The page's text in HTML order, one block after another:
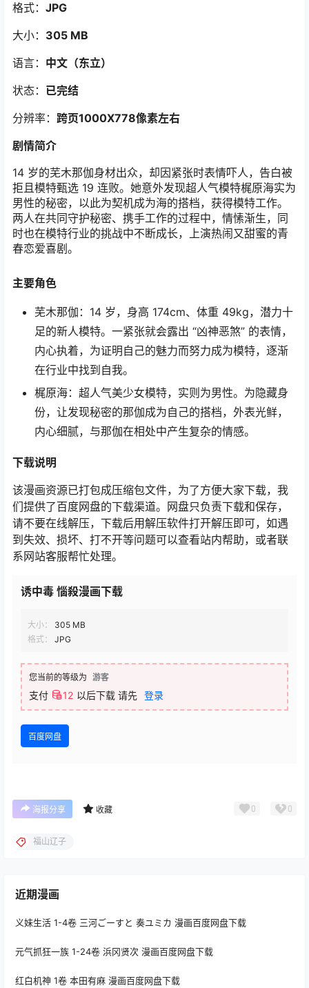
格式： JPG
大小： 305 MB
语言： 中文（东立）
状态： 已完结
分辨率： 跨页1000X778像素左右
剧情简介
14 岁的芜木那伽身材出众，却因紧张时表情吓人，告白被
拒且模特甄选 19 连败。她意外发现超人气模特梶原海实为
男性的秘密，以此为契机成为海的搭档，获得模特工作。
两人在共同守护秘密、携手工作的过程中，情愫渐生，同
时也在模特行业的挑战中不断成长，上演热闹又甜蜜的青
春恋爱喜剧。
主要角色
芜木那伽：14 岁，身高 174cm、体重 49kg，潜力十
足的新人模特。一紧张就会露出 “凶神恶煞” 的表情，
内心执着，为证明自己的魅力而努力成为模特，逐渐
在行业中找到自我。
梶原海：超人气美少女模特，实则为男性。为隐藏身
份，让发现秘密的那伽成为自己的搭档，外表光鲜，
内心细腻，与那伽在相处中产生复杂的情感。
下载说明
该漫画资源已打包成压缩包文件，为了方便大家下载，我
们提供了百度网盘的下载渠道。网盘只负责下载和保存，
请不要在线解压，下载后用解压软件打开解压即可，如遇
到失效、损坏、打不开等问题可以查看站内帮助，或者联
系网站客服帮忙处理。
诱中毒 惱殺漫画下载
大小：
305 MB
格式：
JPG
您当前的等级为 游客
支付 12 以后下载 请先 登录
百度网盘
海报分享 收藏 0 0
福山辽子
近期漫画
义妹生活 1-4卷 三河ごーすと 奏ユミカ 漫画百度网盘下载
元气抓狂一族 1-24卷 浜冈贤次 漫画百度网盘下载
红白机神 1卷 本田有麻 漫画百度网盘下载